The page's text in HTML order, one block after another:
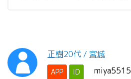
正樹20代 / 宮城
APP ID miya5515